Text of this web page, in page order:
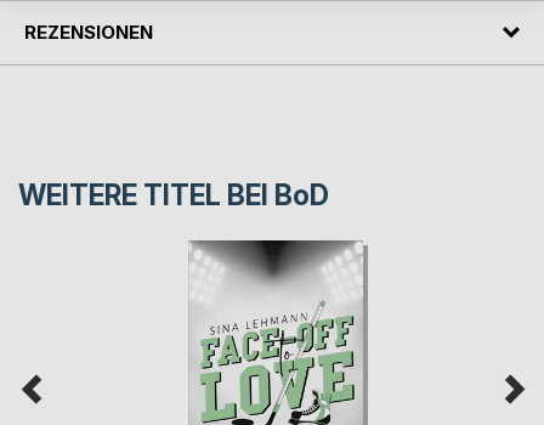
REZENSIONEN
WEITERE TITEL BEI BoD